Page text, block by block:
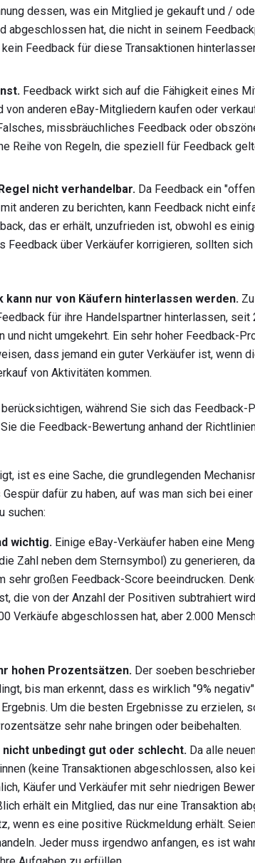
dessen, was ein Mitglied je gekauft und /
abgeschlossen hat, die nicht in seinem
Feedback für diese Transaktionen
Feedback wirkt sich auf die Fähigkeit eines
von anderen eBay-Mitgliedern kaufen oder
missbräuchliches Feedback oder
Reihe von Regeln, die speziell für Feedback
nicht verhandelbar. Da Feedback ein
anderen zu berichten, kann Feedback nicht
das er erhält, unzufrieden ist, obwohl es
Feedback über Verkäufer korrigieren, sollten
kann nur von Käufern hinterlassen werden.
für ihre Handelspartner hinterlassen, seit
und nicht umgekehrt. Ein sehr hoher Feedback-
dass jemand ein guter Verkäufer ist, wenn
von Aktivitäten kommen.
während Sie sich das
die Feedback-Bewertung anhand der
ist es eine Sache, die grundlegenden
dafür zu haben, auf was man sich bei
suchen:
wichtig. Einige eBay-Verkäufer haben eine
Zahl neben dem Sternsymbol) zu generieren,
sehr großen Feedback-Score beeindrucken.
die von der Anzahl der Positiven subtrahiert
Verkäufe abgeschlossen hat, aber 2.000
hohen Prozentsätzen. Der soeben
bis man erkennt, dass es wirklich "9%
Um die besten Ergebnisse zu erzielen,
sehr nahe bringen oder beibehalten.
unbedingt gut oder schlecht. Da alle
(keine Transaktionen abgeschlossen, also
Käufer und Verkäufer mit sehr niedrigen
erhält ein Mitglied, das nur eine Transaktion
wenn es eine positive Rückmeldung erhält.
Jeder muss irgendwo anfangen, es ist